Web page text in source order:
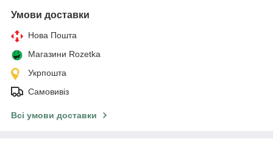
Умови доставки
Нова Пошта
Магазини Rozetka
Укрпошта
Самовивіз
Всі умови доставки